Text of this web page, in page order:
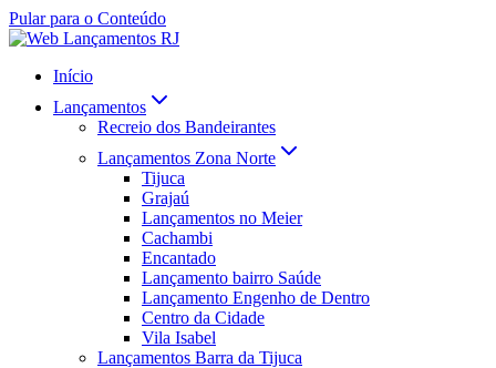
Pular para o Conteúdo
Início
Lançamentos
Recreio dos Bandeirantes
Lançamentos Zona Norte
Tijuca
Grajaú
Lançamentos no Meier
Cachambi
Encantado
Lançamento bairro Saúde
Lançamento Engenho de Dentro
Centro da Cidade
Vila Isabel
Lançamentos Barra da Tijuca